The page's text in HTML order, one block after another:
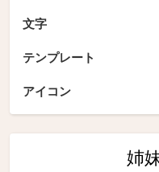
文字
テンプレート
アイコン
姉